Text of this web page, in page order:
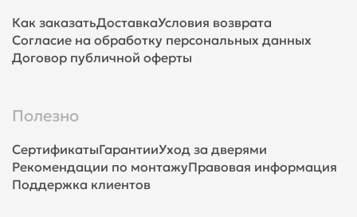
Как заказатьДоставкаУсловия возврата
Согласие на обработку персональных данных
Договор публичной оферты
Полезно
СертификатыГарантииУход за дверями
Рекомендации по монтажуПравовая информация
Поддержка клиентов